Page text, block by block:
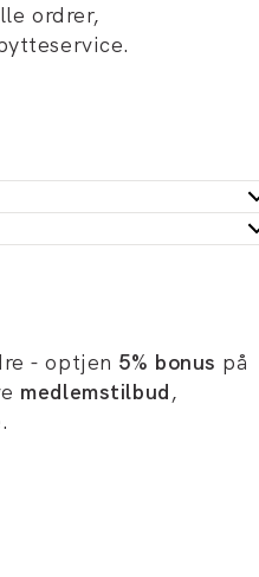
ordrer,
- optjen 5% bonus på
medlemstilbud,